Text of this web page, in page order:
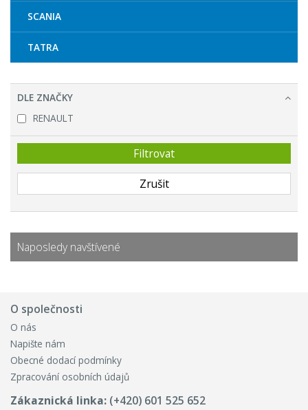
SCANIA
TATRA
DLE ZNAČKY
RENAULT
Naposledy navštívené
O společnosti
O nás
Napište nám
Obecné dodací podmínky
Zpracování osobních údajů
Zákaznická linka: (+420) 601 525 652